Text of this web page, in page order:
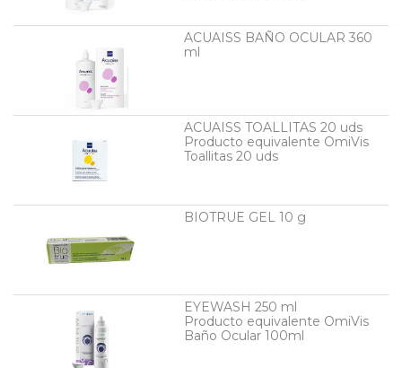
ACUAISS BAÑO OCULAR 360
ml
ACUAISS TOALLITAS 20 uds
Producto equivalente OmiVis
Toallitas 20 uds
BIOTRUE GEL 10 g
EYEWASH 250 ml
Producto equivalente OmiVis
Baño Ocular 100ml